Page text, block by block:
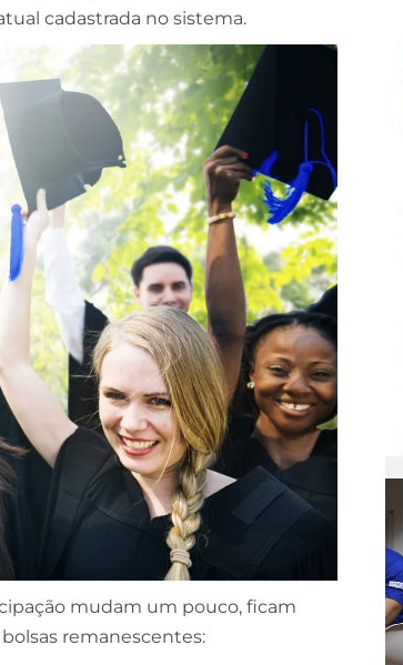
cadastrada no sistema.
mudam um pouco, ficam
remanescentes: